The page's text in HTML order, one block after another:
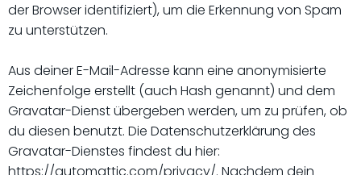
der Browser identifiziert), um die Erkennung von Spam
zu unterstützen.
Aus deiner E-Mail-Adresse kann eine anonymisierte
Zeichenfolge erstellt (auch Hash genannt) und dem
Gravatar-Dienst übergeben werden, um zu prüfen, ob
du diesen benutzt. Die Datenschutzerklärung des
Gravatar-Dienstes findest du hier: